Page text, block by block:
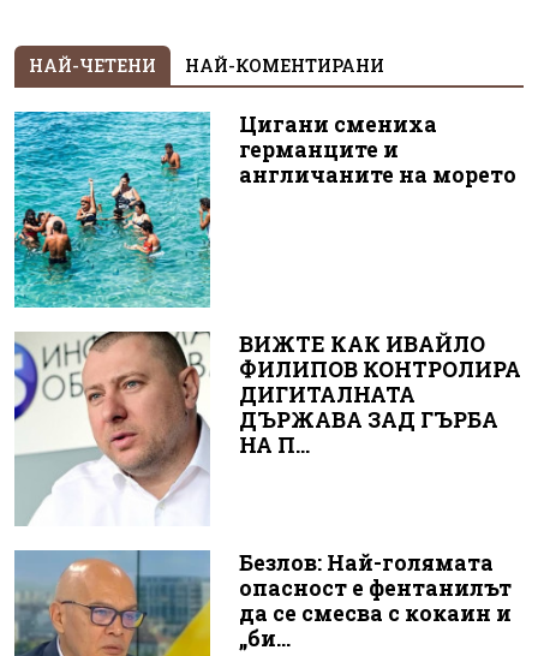
НАЙ-ЧЕТЕНИ НАЙ-КОМЕНТИРАНИ
Цигани смениха
германците и
англичаните на морето
ВИЖТЕ КАК ИВАЙЛО
ФИЛИПОВ КОНТРОЛИРА
ДИГИТАЛНАТА
ДЪРЖАВА ЗАД ГЪРБА
НА П...
Безлов: Най-голямата
опасност е фентанилът
да се смесва с кокаин и
„би...